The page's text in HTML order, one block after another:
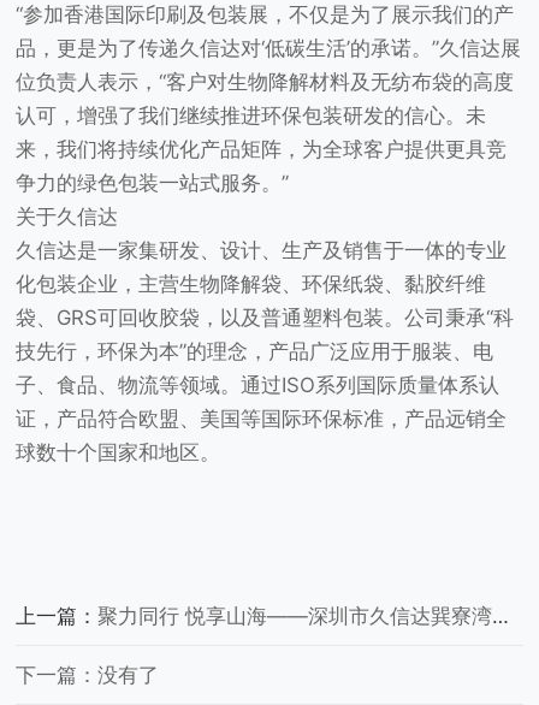
“参加香港国际印刷及包装展，不仅是为了展示我们的产
品，更是为了传递久信达对‘低碳生活’的承诺。”久信达展
位负责人表示，“客户对生物降解材料及无纺布袋的高度
认可，增强了我们继续推进环保包装研发的信心。未
来，我们将持续优化产品矩阵，为全球客户提供更具竞
争力的绿色包装一站式服务。”
关于久信达
久信达是一家集研发、设计、生产及销售于一体的专业
化包装企业，主营生物降解袋、环保纸袋、黏胶纤维
袋、GRS可回收胶袋，以及普通塑料包装。公司秉承“科
技先行，环保为本”的理念，产品广泛应用于服装、电
子、食品、物流等领域。通过ISO系列国际质量体系认
证，产品符合欧盟、美国等国际环保标准，产品远销全
球数十个国家和地区。
上一篇：聚力同行 悦享山海——深圳市久信达巽寮湾团建圆满落幕
下一篇：没有了